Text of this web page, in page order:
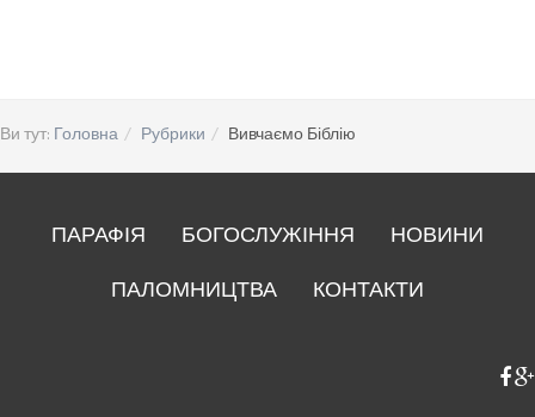
Ви тут: Головна Рубрики Вивчаємо Біблію
ПАРАФІЯ БОГОСЛУЖІННЯ
НОВИНИ
ПАЛОМНИЦТВА
КОНТАКТИ